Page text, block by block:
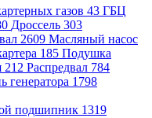
газов 43 ГБЦ
Дроссель 303
2609 Масляный насос
185 Подушка
212 Распредвал 784
генератора 1798
подшипник 1319